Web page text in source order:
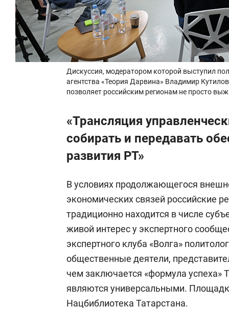
Дискуссия, модератором которой выступил
агентства «Теория Дарвина» Владимир
позволяет российским регионам не просто
«Трансляция
собирать и передавать
развития РТ»
В условиях продолжающегося
экономических связей российские
традиционно находится в числе
живой интерес у экспертного
экспертного клуба «Волга»
общественные деятели,
чем заключается «формула успеха»
являются универсальными.
Нацбиблиотека Татарстана.